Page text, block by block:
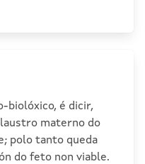
biolóxico, é dicir,
materno do
polo tanto queda
do feto non viable.